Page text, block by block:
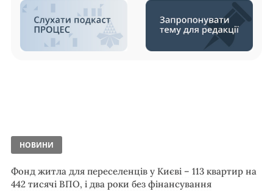
НОВИНИ
Фонд житла для переселенців у Києві – 113 квартир на
442 тисячі ВПО, і два роки без фінансування